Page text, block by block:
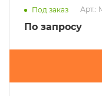
Под заказ Арт.:
По запросу